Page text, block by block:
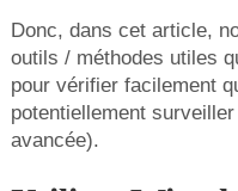
Donc, dans cet article,
outils / méthodes utiles
pour vérifier facilement
potentiellement
avancée).